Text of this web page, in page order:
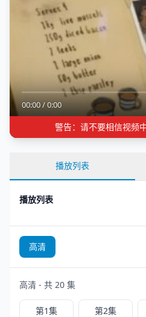
00:00/0:00
警告：请不要相信视频
播放列表
播放列表
高清
高清 - 共 20 集
第1集 第2集